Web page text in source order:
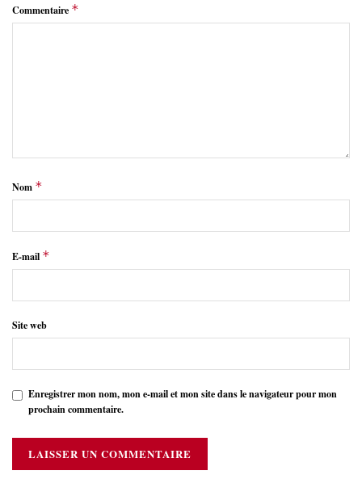
Commentaire *
Nom *
E-mail *
Site web
Enregistrer mon nom, mon e-mail et mon site dans le navigateur pour mon
prochain commentaire.